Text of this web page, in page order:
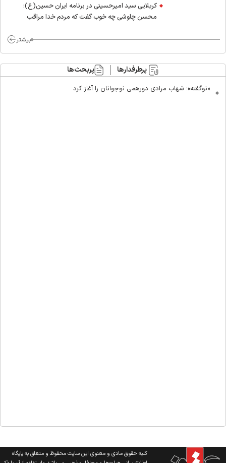
کربلایی سید امیر‌حسینی در برنامه ایران حسین(ع):
محسن چاوشی چه خوب گفت که مردم خدا مراقب
بیشتر
پرطرفدارها پربحث‌ها
«نوگفته»؛ شهاب مرادی دورهمی نوجوانان را آغاز کرد
کلیه حقوق مادی و معنوی این سایت محفوظ و متعلق به پایگاه